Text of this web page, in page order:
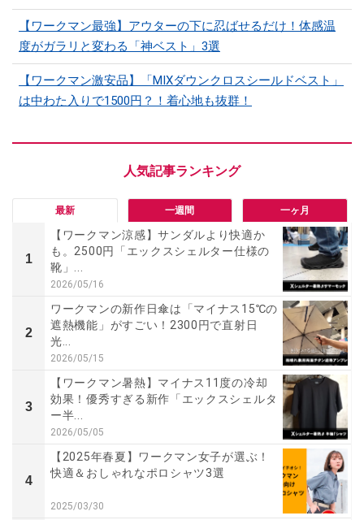
【ワークマン最強】アウターの下に忍ばせるだけ！体感温
度がガラリと変わる「神ベスト」3選
【ワークマン激安品】「MIXダウンクロスシールドベスト」
は中わた入りで1500円？！着心地も抜群！
最新 一週間 一ヶ月
1
【ワークマン涼感】サンダルより快適か
も。2500円「エックスシェルター仕様の
靴」...
2026/05/16
2
ワークマンの新作日傘は「マイナス15℃の
遮熱機能」がすごい！2300円で直射日
光...
2026/05/15
3
【ワークマン暑熱】マイナス11度の冷却
効果！優秀すぎる新作「エックスシェルタ
ー半...
2026/05/05
4
【2025年春夏】ワークマン女子が選ぶ！
快適＆おしゃれなポロシャツ3選
2025/03/30